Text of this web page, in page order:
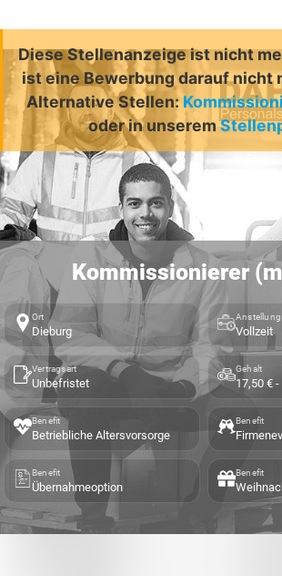
Diese Stellenanzeige ist nicht
ist eine Bewerbung darauf nicht
Alternative Stellen:
oder in unserem
Kommissionierer
Ort
Dieburg Vollzeit
Vertragsart
Unbefristet
Gehalt
17,50 €
Benefit
Betriebliche Altersvorsorge
Benefit
Benefit
Übernahmeoption
Benefit